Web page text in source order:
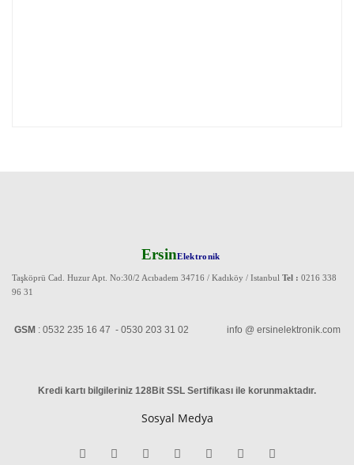
ErsinElektronik
Taşköprü Cad. Huzur Apt. No:30/2 Acıbadem 34716 / Kadıköy / Istanbul Tel : 0216 338
96 31
GSM : 0532 235 16 47 - 0530 203 31 02 info @ ersinelektronik.com
Kredi kartı bilgileriniz 128Bit SSL Sertifikası ile korunmaktadır.
Sosyal Medya